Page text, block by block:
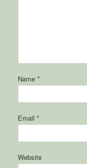
Name *
Email *
Website